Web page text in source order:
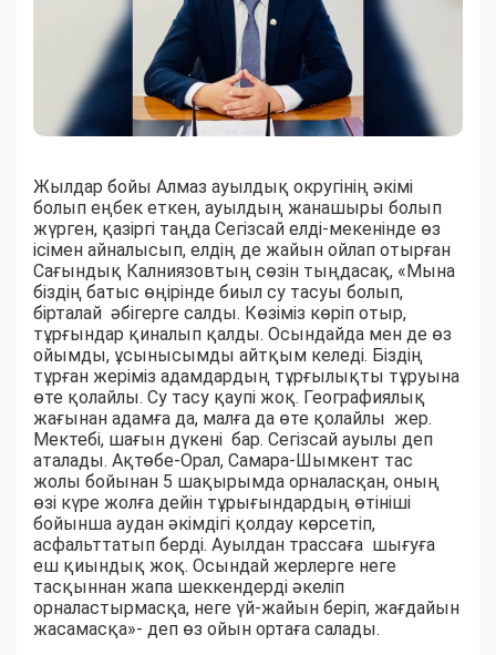
Жылдар бойы Алмаз ауылдық округінің әкімі
болып еңбек еткен, ауылдың жанашыры болып
жүрген, қазіргі таңда Сегізсай елді-мекенінде өз
ісімен айналысып, елдің де жайын ойлап отырған
Сағындық Калниязовтың сөзін тыңдасақ, «Мына
біздің батыс өңірінде биыл су тасуы болып,
бірталай әбігерге салды. Көзіміз көріп отыр,
тұрғындар қиналып қалды. Осындайда мен де өз
ойымды, ұсынысымды айтқым келеді. Біздің
тұрған жеріміз адамдардың тұрғылықты тұруына
өте қолайлы. Су тасу қаупі жоқ. Географиялық
жағынан адамға да, малға да өте қолайлы жер.
Мектебі, шағын дүкені бар. Сегізсай ауылы деп
аталады. Ақтөбе-Орал, Самара-Шымкент тас
жолы бойынан 5 шақырымда орналасқан, оның
өзі күре жолға дейін тұрығындардың өтініші
бойынша аудан әкімдігі қолдау көрсетіп,
асфальттатып берді. Ауылдан трассаға шығуға
еш қиындық жоқ. Осындай жерлерге неге
тасқыннан жапа шеккендерді әкеліп
орналастырмасқа, неге үй-жайын беріп, жағдайын
жасамасқа»- деп өз ойын ортаға салады.